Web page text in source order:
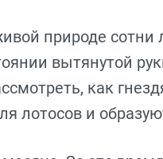
природе сотни
вытянутой
как
лотосов и